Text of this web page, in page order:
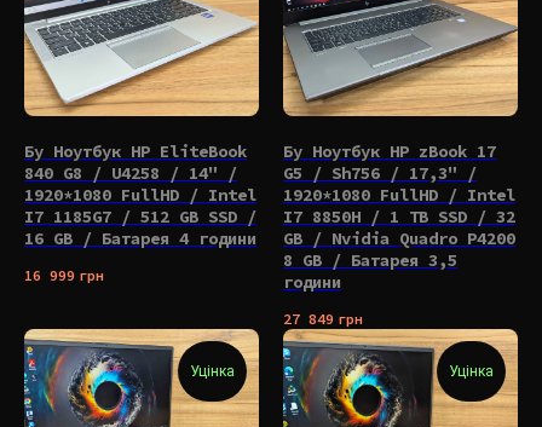
Бу Ноутбук HP EliteBook
840 G8 / U4258 / 14" /
1920*1080 FullHD / Intel
I7 1185G7 / 512 GB SSD /
16 GB / Батарея 4 години
16 999 грн
Бу Ноутбук HP zBook 17
G5 / Sh756 / 17,3" /
1920*1080 FullHD / Intel
I7 8850H / 1 TB SSD / 32
GB / Nvidia Quadro P4200
8 GB / Батарея 3,5
години
27 849 грн
Уцінка Уцінка